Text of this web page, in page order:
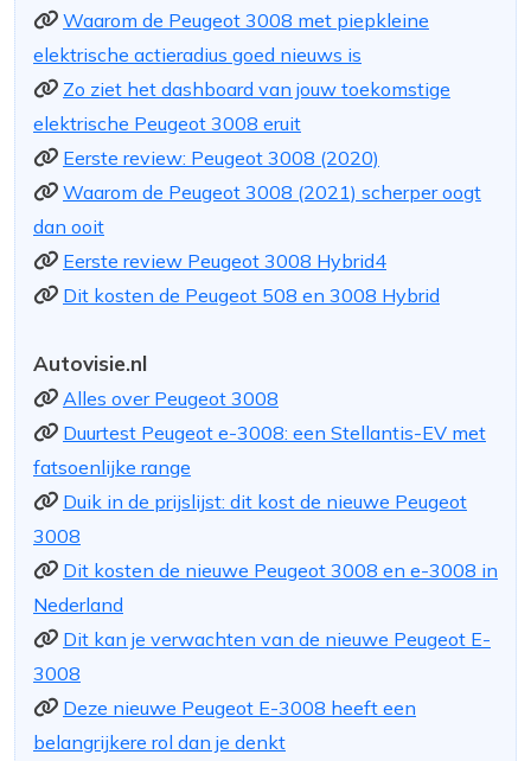
Waarom de Peugeot 3008 met piepkleine
elektrische actieradius goed nieuws is
Zo ziet het dashboard van jouw toekomstige
elektrische Peugeot 3008 eruit
Eerste review: Peugeot 3008 (2020)
Waarom de Peugeot 3008 (2021) scherper oogt
dan ooit
Eerste review Peugeot 3008 Hybrid4
Dit kosten de Peugeot 508 en 3008 Hybrid
Autovisie.nl
Alles over Peugeot 3008
Duurtest Peugeot e-3008: een Stellantis-EV met
fatsoenlijke range
Duik in de prijslijst: dit kost de nieuwe Peugeot
3008
Dit kosten de nieuwe Peugeot 3008 en e-3008 in
Nederland
Dit kan je verwachten van de nieuwe Peugeot E-
3008
Deze nieuwe Peugeot E-3008 heeft een
belangrijkere rol dan je denkt